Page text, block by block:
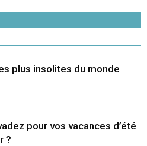
plus insolites du monde
pour vos vacances d’été
?